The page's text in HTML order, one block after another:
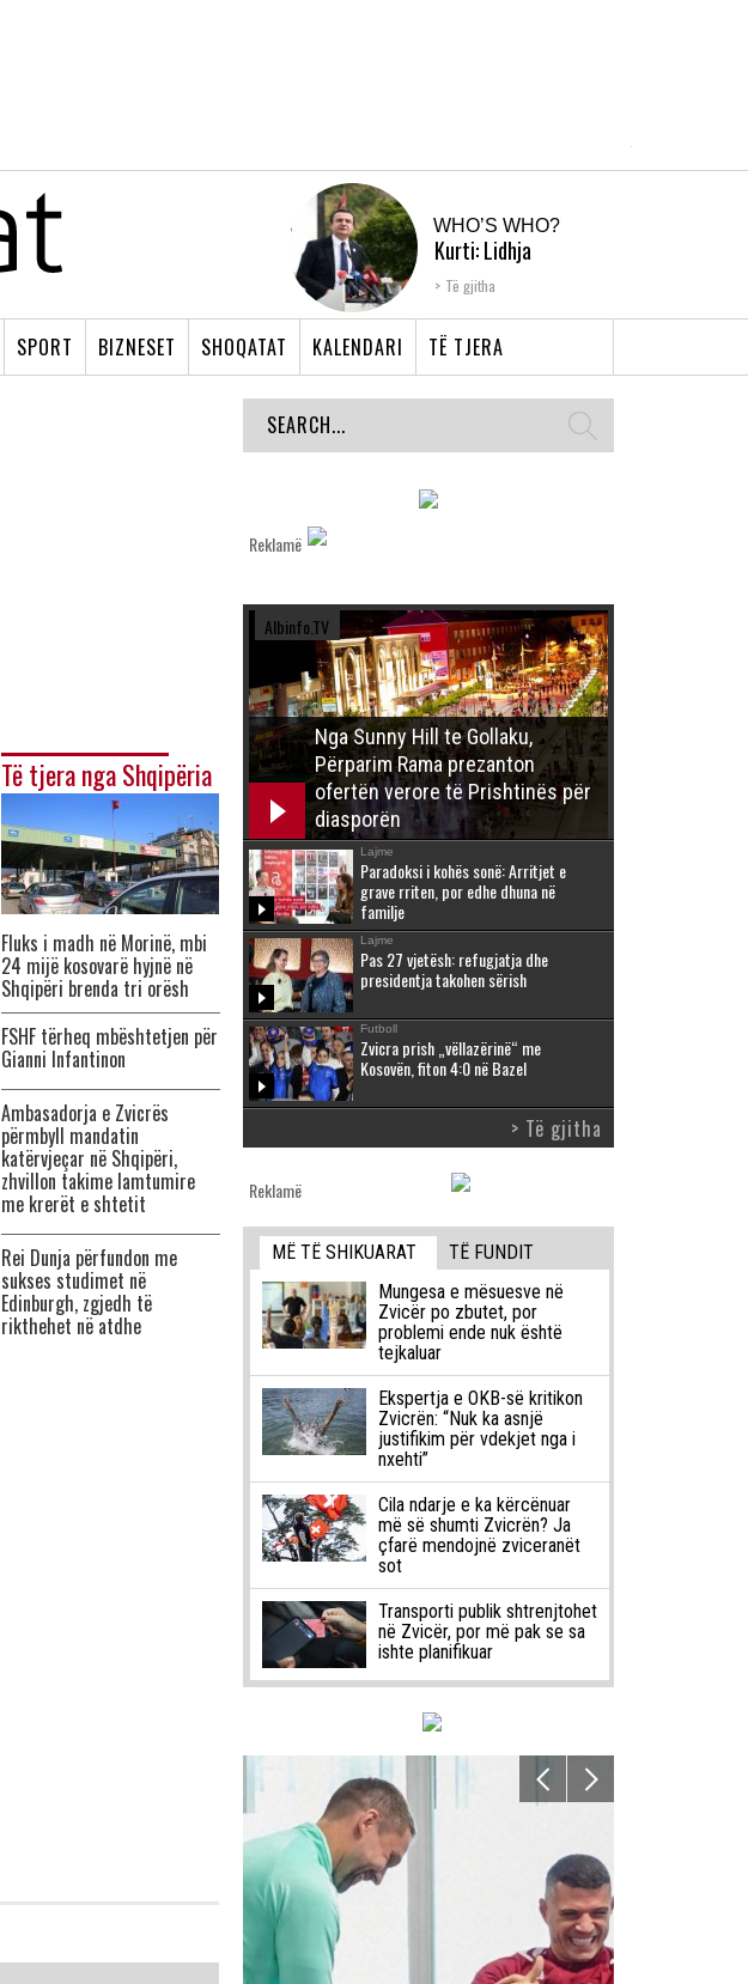
WHO’S WHO?
Kurti: Lidhja
Shqiptare e Prizrenit,
Të gjitha
SPORT BIZNESET SHOQATAT KALENDARI TË TJERA
Të tjera nga Shqipëria
Fluks i madh në Morinë, mbi
24 mijë kosovarë hyjnë në
Shqipëri brenda tri orësh
FSHF tërheq mbështetjen për
Gianni Infantinon
Ambasadorja e Zvicrës
përmbyll mandatin
katërvjeçar në Shqipëri,
zhvillon takime lamtumire
me krerët e shtetit
Rei Dunja përfundon me
sukses studimet në
Edinburgh, zgjedh të
rikthehet në atdhe
Reklamë
Albinfo.TV
Nga Sunny Hill te Gollaku,
Përparim Rama prezanton
ofertën verore të Prishtinës për
diasporën
Lajme
Paradoksi i kohës sonë: Arritjet e
grave rriten, por edhe dhuna në
familje
Lajme
Pas 27 vjetësh: refugjatja dhe
presidentja takohen sërish
Futboll
Zvicra prish „vëllazërinë“ me
Kosovën, fiton 4:0 në Bazel
> Të gjitha
Reklamë
MË TË SHIKUARAT
TË FUNDIT
Mungesa e mësuesve në
Zvicër po zbutet, por
problemi ende nuk është
tejkaluar
Ekspertja e OKB-së kritikon
Zvicrën: “Nuk ka asnjë
justifikim për vdekjet nga i
nxehti”
Cila ndarje e ka kërcënuar
më së shumti Zvicrën? Ja
çfarë mendojnë zviceranët
sot
Transporti publik shtrenjtohet
në Zvicër, por më pak se sa
ishte planifikuar